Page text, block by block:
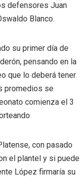
defensores Juan
Blanco.
su primer día de
pensando en la
que lo deberá tener
promedios se
comienza el 3
con pasado
el plantel y si puede
López firmaría su